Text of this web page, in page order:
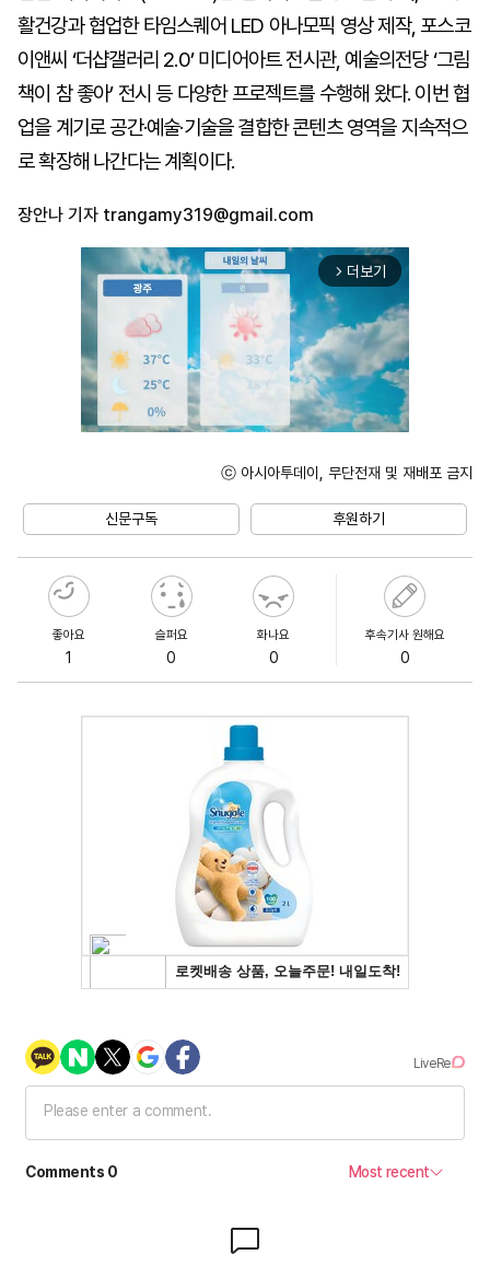
활건강과 협업한 타임스퀘어 LED 아나모픽 영상 제작, 포스코
이앤씨 ‘더샵갤러리 2.0’ 미디어아트 전시관, 예술의전당 ‘그림
책이 참 좋아’ 전시 등 다양한 프로젝트를 수행해 왔다. 이번 협
업을 계기로 공간·예술·기술을 결합한 콘텐츠 영역을 지속적으
로 확장해 나간다는 계획이다.
장안나 기자 trangamy319@gmail.com
arrow_forward_ios 더보기
ⓒ 아시아투데이, 무단전재 및 재배포 금지
신문구독 후원하기
좋아요
1
슬퍼요
0
화나요
0
후속기사 원해요
0